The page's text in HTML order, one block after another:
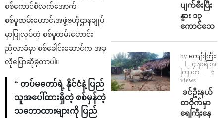
စစ်ကောင်စီလက်အောက်
စစ်မှုထမ်းဟောင်းအဖွဲ့ဗဟိုဌာနချုပ်
မှာပြုလုပ်တဲ့ စစ်မှုထမ်းဟောင်း
ညီလာခံမှာ စစ်ခေါင်းဆောင်က အခု
လိုပြောဆိုခဲ့တာပါ။
“ တပ်မတော်ရဲ့ နိုင်ငံနဲ့ ပြည်
သူအပေါ်ထားရှိတဲ့ စစ်မှန်တဲ့
သဘောထားများကို ပြည်
ပျက်စီးပြီး
နွား ၁၃
ကောင်သေ
by ကျော်ကြီး
၄ နာရီ အ
ကြာက
6
views
⁩ ⁨ခင်ဦးနယ်
တဝိုက်မှာ
ရေကြီးနေ